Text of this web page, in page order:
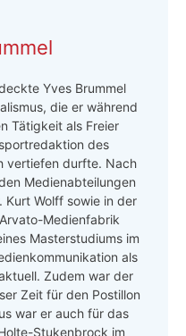
Yves Brummel
die er während
Tätigkeit als Freier
des
vertiefen durfte. Nach
Medienabteilungen
Kurt Wolff sowie in der
Medienfabrik
Masterstudiums im
als
Zudem war der
Zeit für den Postillon
war er auch für das